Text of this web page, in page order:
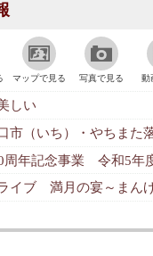
マップで見る 写真で見る 動
しい
市（いち）・やちまた
記念事業 令和5年度八街市
イブ 満月の宴～まん